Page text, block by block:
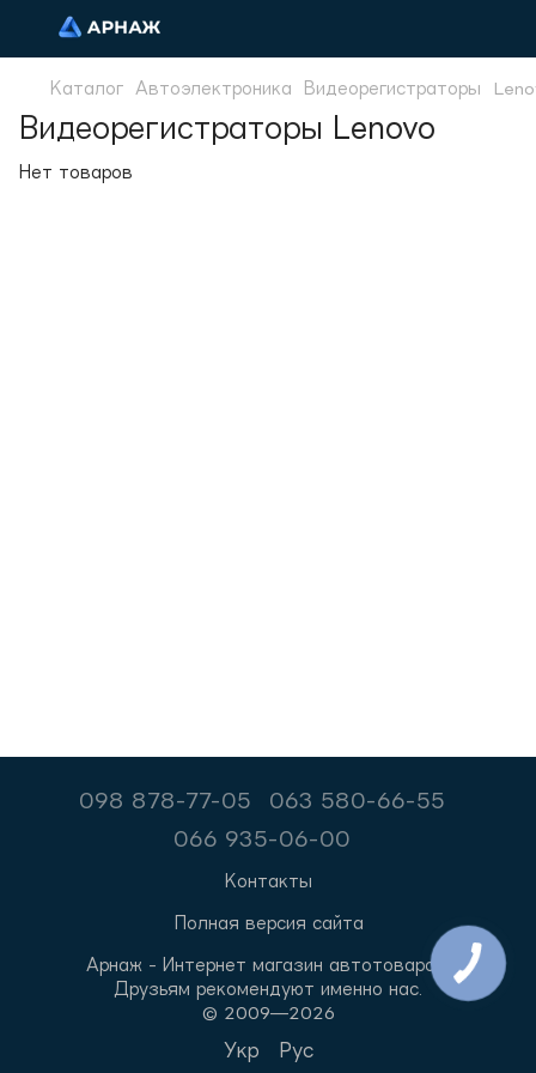
Каталог Автоэлектроника Видеорегистраторы
Видеорегистраторы Lenovo
Нет товаров
098 878-77-05
063 580-66-55
066 935-06-00
Контакты
Полная версия сайта
Арнаж - Интернет магазин автотоваров.
Друзьям рекомендуют именно нас.
© 2009—2026
Укр Рус